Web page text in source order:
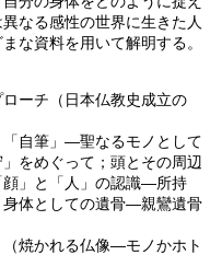
なる感性の世界に生きた人
な資料を用いて解明する。
ーチ（日本仏教史成立の
自筆」—聖なるモノとして
をめぐって；頭とその周辺
」と「人」の認識—所持
体としての遺骨—親鸞遺骨
焼かれる仏像—モノかホト